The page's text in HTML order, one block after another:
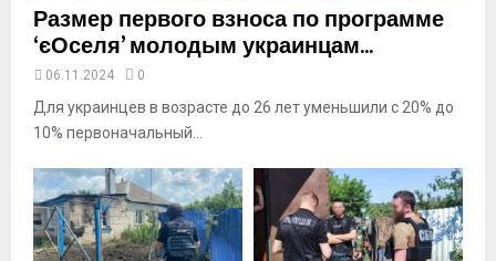
Размер первого взноса по программе
‘єОселя’ молодым украинцам...
06.11.2024 0
Для украинцев в возрасте до 26 лет уменьшили с 20% до
10% первоначальный...